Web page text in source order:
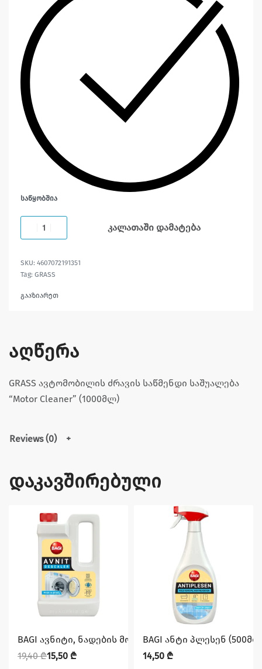
ᲡᲐᲬᲧᲝᲑᲨᲘᲐ
კალათაში დამატება
4607072191351
Tag: GRASS
გააზიარეთ
აღწერა
GRASS ავტომობილის ძრავის საწმენდი საშუალება
“Motor Cleaner” (1000მლ)
Reviews (0)
დაკავშირებული
BAGI ავნიტი, ნადების მოსაცილებელი (550მლ)
19,40₾15,50 ₾
BAGI ანტი პლესენ
14,50 ₾